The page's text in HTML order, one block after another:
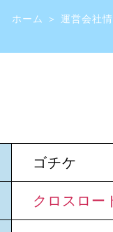
ホーム ＞ 運営会社
ゴチケ
クロスロー